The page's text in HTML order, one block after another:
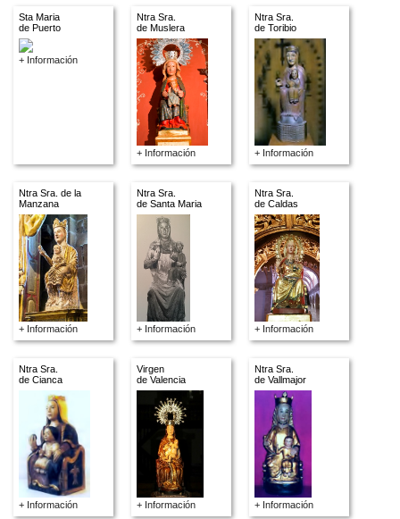
Sta Maria
de Puerto
+ Información
Ntra Sra.
de Muslera
+ Información
Ntra Sra.
de Toribio
+ Información
Ntra Sra. de la
Manzana
+ Información
Ntra Sra.
de Santa Maria
+ Información
Ntra Sra.
de Caldas
+ Información
Ntra Sra.
de Cianca
+ Información
Virgen
de Valencia
+ Información
Ntra Sra.
de Vallmajor
+ Información